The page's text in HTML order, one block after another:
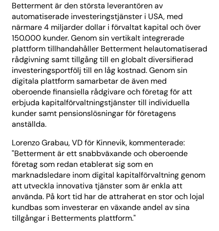
Betterment är den största leverantören av
automatiserade investeringstjänster i USA, med
närmare 4 miljarder dollar i förvaltat kapital och över
150.000 kunder. Genom sin vertikalt integrerade
plattform tillhandahåller Betterment helautomatiserad
rådgivning samt tillgång till en globalt diversifierad
investeringsportfölj till en låg kostnad. Genom sin
digitala plattform samarbetar de även med
oberoende finansiella rådgivare och företag för att
erbjuda kapitalförvaltningstjänster till individuella
kunder samt pensionslösningar för företagens
anställda.
Lorenzo Grabau, VD för Kinnevik, kommenterade:
"Betterment är ett snabbväxande och oberoende
företag som redan etablerat sig som en
marknadsledare inom digital kapitalförvaltning genom
att utveckla innovativa tjänster som är enkla att
använda. På kort tid har de attraherat en stor och lojal
kundbas som investerar en växande andel av sina
tillgångar i Betterments plattform."